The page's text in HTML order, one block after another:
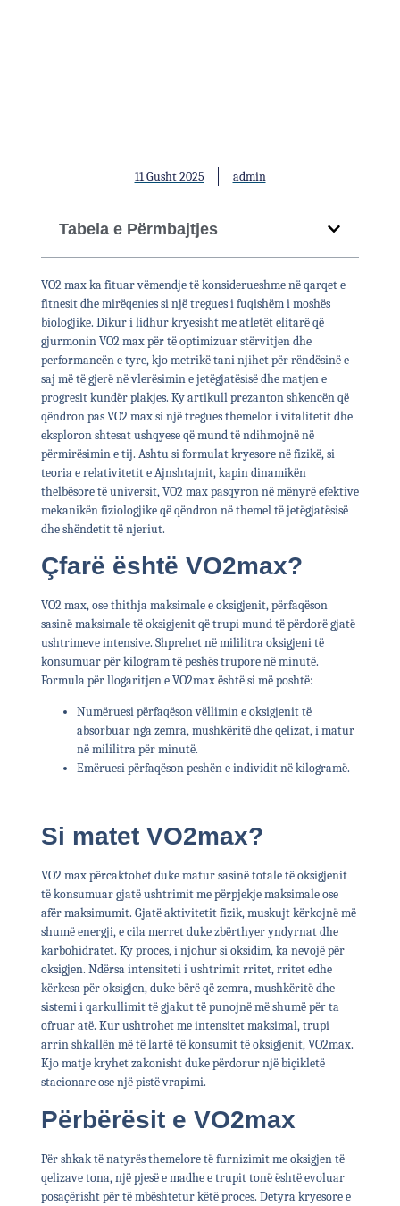
11 Gusht 2025 admin
VO2 max ka fituar vëmendje të konsiderueshme në qarqet e
fitnesit dhe mirëqenies si një tregues i fuqishëm i moshës
biologjike. Dikur i lidhur kryesisht me atletët elitarë që
gjurmonin VO2 max për të optimizuar stërvitjen dhe
performancën e tyre, kjo metrikë tani njihet për rëndësinë e
saj më të gjerë në vlerësimin e jetëgjatësisë dhe matjen e
progresit kundër plakjes. Ky artikull prezanton shkencën që
qëndron pas VO2 max si një tregues themelor i vitalitetit dhe
eksploron shtesat ushqyese që mund të ndihmojnë në
përmirësimin e tij. Ashtu si formulat kryesore në fizikë, si
teoria e relativitetit e Ajnshtajnit, kapin dinamikën
thelbësore të universit, VO2 max pasqyron në mënyrë efektive
mekanikën fiziologjike që qëndron në themel të jetëgjatësisë
dhe shëndetit të njeriut.
Çfarë është VO2max?
VO2 max, ose thithja maksimale e oksigjenit, përfaqëson
sasinë maksimale të oksigjenit që trupi mund të përdorë gjatë
ushtrimeve intensive. Shprehet në mililitra oksigjeni të
konsumuar për kilogram të peshës trupore në minutë.
Formula për llogaritjen e VO2max është si më poshtë:
Numëruesi përfaqëson vëllimin e oksigjenit të
absorbuar nga zemra, mushkëritë dhe qelizat, i matur
në mililitra për minutë.
Emëruesi përfaqëson peshën e individit në kilogramë.
Si matet VO2max?
VO2 max përcaktohet duke matur sasinë totale të oksigjenit
të konsumuar gjatë ushtrimit me përpjekje maksimale ose
afër maksimumit. Gjatë aktivitetit fizik, muskujt kërkojnë më
shumë energji, e cila merret duke zbërthyer yndyrnat dhe
karbohidratet. Ky proces, i njohur si oksidim, ka nevojë për
oksigjen. Ndërsa intensiteti i ushtrimit rritet, rritet edhe
kërkesa për oksigjen, duke bërë që zemra, mushkëritë dhe
sistemi i qarkullimit të gjakut të punojnë më shumë për ta
ofruar atë. Kur ushtrohet me intensitet maksimal, trupi
arrin shkallën më të lartë të konsumit të oksigjenit, VO2max.
Kjo matje kryhet zakonisht duke përdorur një biçikletë
stacionare ose një pistë vrapimi.
Përbërësit e VO2max
Për shkak të natyrës themelore të furnizimit me oksigjen të
qelizave tona, një pjesë e madhe e trupit tonë është evoluar
posaçërisht për të mbështetur këtë proces. Detyra kryesore e
Tabela e Përmbajtjes